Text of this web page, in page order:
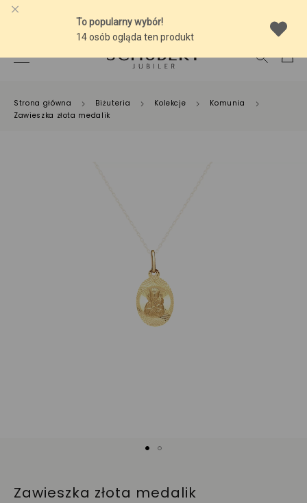
Strona główna Biżuteria Kolekcje
Komunia
Zawieszka złota medalik
Zawieszka złota medalik